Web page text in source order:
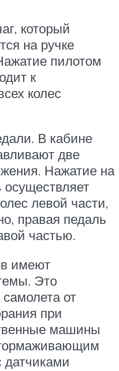
который
на ручке
пилотом
к
колес
В кабине
две
Нажатие на
левой части,
правая педаль
частью.
имеют
Это
самолета от
при
машины
датчиками